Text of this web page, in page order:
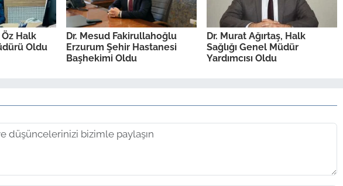
Halk
Oldu
Dr. Mesud Fakirullahoğlu
Erzurum Şehir Hastanesi
Başhekimi Oldu
Dr. Murat Ağırtaş, Halk
Sağlığı Genel Müdür
Yardımcısı Oldu